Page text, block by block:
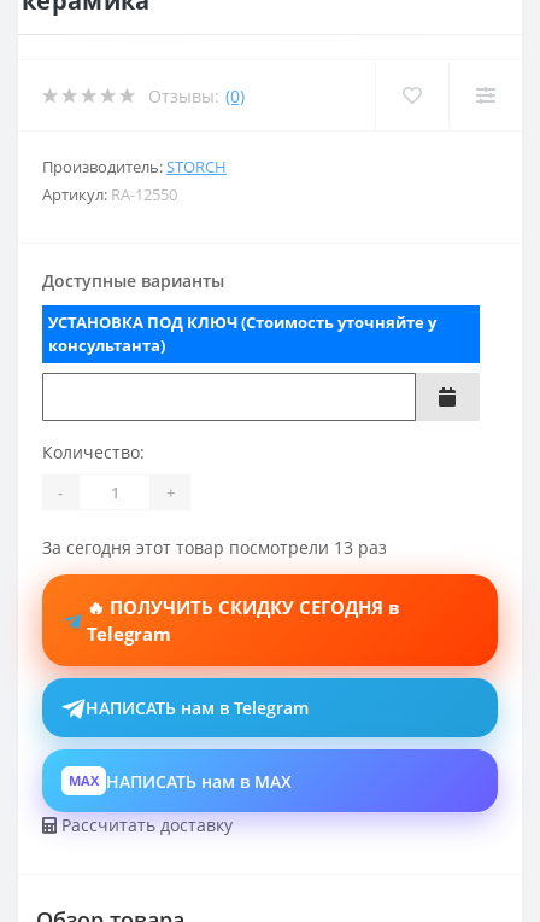
Отзывы: (0)
Производитель:STORCH
Артикул: RA-12550
Доступные варианты
УСТАНОВКА ПОД КЛЮЧ (Стоимость уточняйте у
консультанта)
Количество:
- +
За сегодня этот товар посмотрели 13 раз
🔥 ПОЛУЧИТЬ СКИДКУ СЕГОДНЯ в
Telegram
НАПИСАТЬ нам в Telegram
MAX НАПИСАТЬ нам в MAX
Рассчитать доставку